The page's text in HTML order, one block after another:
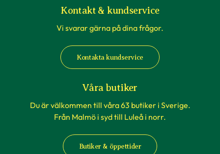
Kontakt & kundservice
Vi svarar gärna på dina frågor.
Kontakta kundservice
Våra butiker
Du är välkommen till våra 63 butiker i Sverige.
Från Malmö i syd till Luleå i norr.
Butiker & öppettider